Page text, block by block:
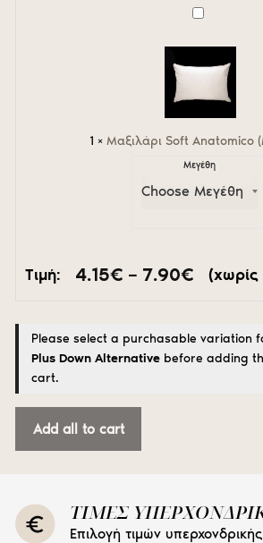
7.40€
1 × Μαξιλάρι Soft Anatomico
Μεγέθη
Τιμή: 4.15€ – 7.90€ Price
range:
7.90€
Please select a purchasable variation
Plus Down Alternative before adding
cart.
Add all to cart
ΤΙΜΕΣ
Επιλογή τιμών υπερχονδρικής